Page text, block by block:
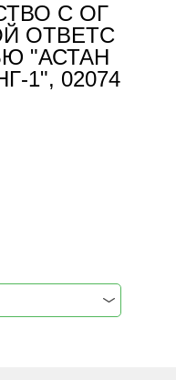
С ОГ
ОТВЕТС
"АСТАН
1", 02074